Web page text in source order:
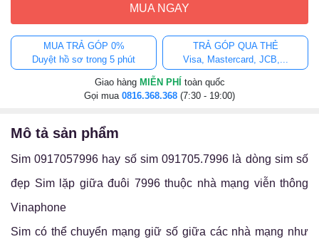
MUA NGAY
MUA TRẢ GÓP 0%
Duyệt hồ sơ trong 5 phút
TRẢ GÓP QUA THẺ
Visa, Mastercard, JCB,...
Giao hàng MIỄN PHÍ toàn quốc
Gọi mua 0816.368.368 (7:30 - 19:00)
mô tả sản phẩm
Sim 0917057996 hay số sim 091705.7996 là dòng sim số
đẹp Sim lặp giữa đuôi 7996 thuộc nhà mạng viễn thông
Vinaphone
Sim có thể chuyển mạng giữ số giữa các nhà mạng như